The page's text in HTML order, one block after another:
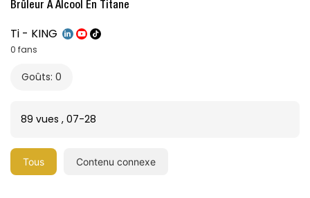
Brûleur À Alcool En Titane
Ti - KING
0 fans
Goûts: 0
89 vues , 07-28
Tous Contenu connexe